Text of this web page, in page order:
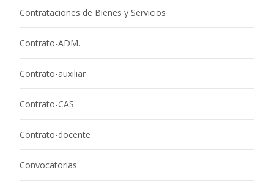
Contrataciones de Bienes y Servicios
Contrato-ADM.
Contrato-auxiliar
Contrato-CAS
Contrato-docente
Convocatorias